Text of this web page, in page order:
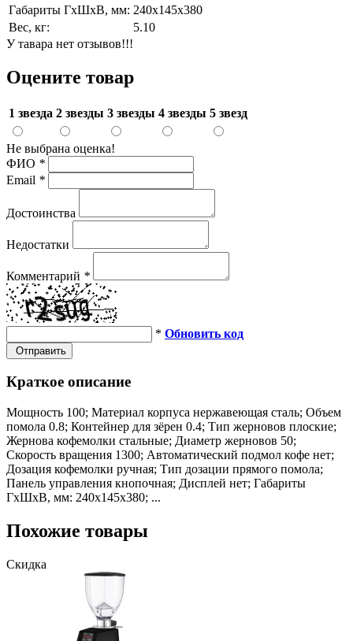
Габариты ГхШхВ, мм: 240х145х380
Вес, кг:
5.10
У тавара нет отзывов!!!
Оцените товар
1 звезда 2 звезды 3 звезды 4 звезды 5 звезд
Не выбрана оценка!
ФИО *
Email *
Достоинства
Недостатки
Комментарий *
* Обновить код
Отправить
Краткое описание
Мощность 100; Материал корпуса нержавеющая сталь; Объем
помола 0.8; Контейнер для зёрен 0.4; Тип жерновов плоские;
Жернова кофемолки стальные; Диаметр жерновов 50;
Скорость вращения 1300; Автоматический подмол кофе нет;
Дозация кофемолки ручная; Тип дозации прямого помола;
Панель управления кнопочная; Дисплей нет; Габариты
ГхШхВ, мм: 240х145х380; ...
Похожие товары
Скидка